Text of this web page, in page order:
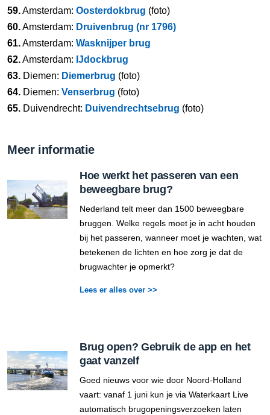
59.Amsterdam: Oosterdokbrug (foto)
60.Amsterdam: Druivenbrug (nr 1796)
61.Amsterdam: Wasknijper brug
62.Amsterdam: IJdockbrug
63. Diemen: Diemerbrug (foto)
64. Diemen: Venserbrug (foto)
65. Duivendrecht: Duivendrechtsebrug (foto)
Meer informatie
Hoe werkt het passeren van een
beweegbare brug?
Nederland telt meer dan 1500 beweegbare
bruggen. Welke regels moet je in acht houden
bij het passeren, wanneer moet je wachten, wat
betekenen de lichten en hoe zorg je dat de
brugwachter je opmerkt?
Lees er alles over >>
Brug open? Gebruik de app en het
gaat vanzelf
Goed nieuws voor wie door Noord-Holland
vaart: vanaf 1 juni kun je via Waterkaart Live
automatisch brugopeningsverzoeken laten